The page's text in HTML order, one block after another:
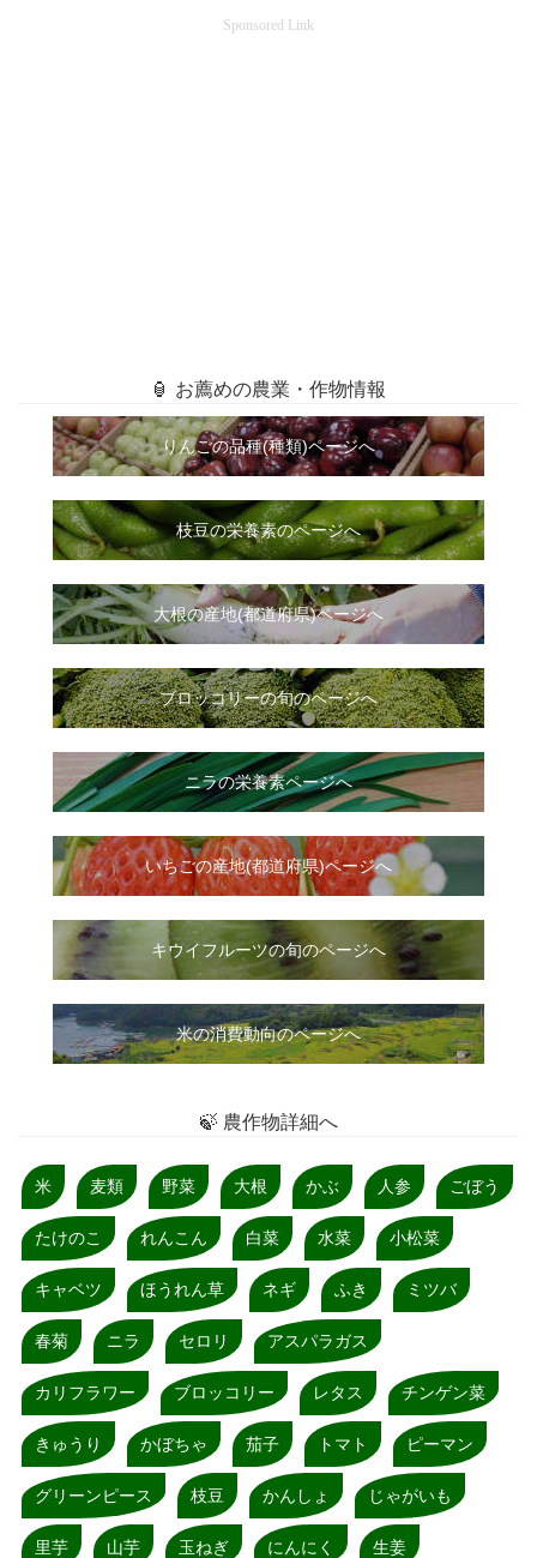
Sponsored Link
🏮 お薦めの農業・作物情報
りんごの品種(種類)ページへ
枝豆の栄養素のページへ
大根の産地(都道府県)ページへ
ブロッコリーの旬のページへ
ニラの栄養素ページへ
いちごの産地(都道府県)ページへ
キウイフルーツの旬のページへ
米の消費動向のページへ
🍃 農作物詳細へ
米 麦類 野菜 大根 かぶ 人参 ごぼう
たけのこ れんこん 白菜 水菜 小松菜
キャベツ ほうれん草 ネギ ふき ミツバ
春菊 ニラ セロリ アスパラガス
カリフラワー ブロッコリー レタス チンゲン菜
きゅうり かぼちゃ 茄子 トマト ピーマン
グリーンピース 枝豆 かんしょ じゃがいも
里芋 山芋 玉ねぎ にんにく 生姜